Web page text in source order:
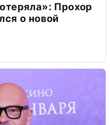
Прохор
о новой